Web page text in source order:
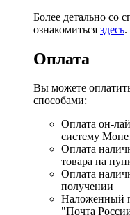
Более детально со
ознакомиться здесь.
Оплата
Вы можете
способами:
Оплата он-
систему
Оплата
товара на
Оплата
получении
Наложенный
"Почта